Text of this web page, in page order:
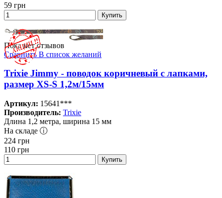
59 грн
Купить
Пока нет отзывов
Сравнить В список желаний
Trixie Jimmy - поводок коричневый с лапками,
размер XS-S 1,2м/15мм
Артикул: 15641***
Производитель: Trixie
Длина 1,2 метра, ширина 15 мм
На складе ⓘ
224 грн
110 грн
Купить